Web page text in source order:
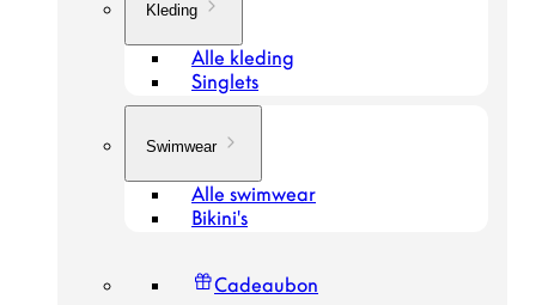
Kleding
Alle kleding
Singlets
Swimwear
Alle swimwear
Bikini's
Cadeaubon